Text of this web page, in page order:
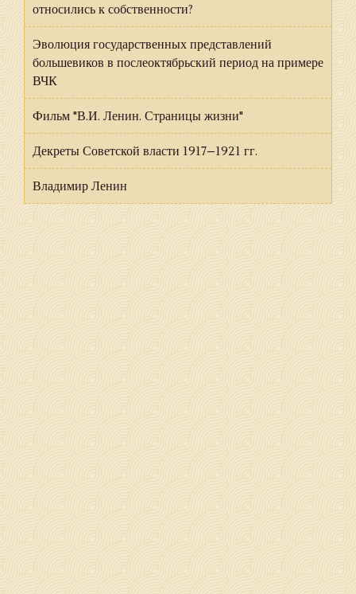
относились к собственности?
Эволюция государственных представлений
большевиков в послеоктябрьский период на примере
ВЧК
Фильм "В.И. Ленин. Страницы жизни"
Декреты Советской власти 1917–1921 гг.
Владимир Ленин